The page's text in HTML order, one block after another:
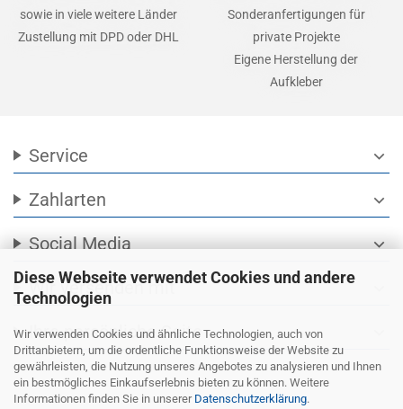
Diese Webseite verwendet Cookies und andere
Technologien
Wir verwenden Cookies und ähnliche Technologien, auch von
Drittanbietern, um die ordentliche Funktionsweise der Website zu
gewährleisten, die Nutzung unseres Angebotes zu analysieren und Ihnen
ein bestmögliches Einkaufserlebnis bieten zu können. Weitere
Informationen finden Sie in unserer Datenschutzerklärung.
sowie in viele weitere Länder
Zustellung mit DPD oder DHL
Sonderanfertigungen für
private Projekte
Eigene Herstellung der
Aufkleber
Service expand_more
Zahlarten expand_more
Social Media expand_more
Wir versenden mit
Ihre persönliche Seite